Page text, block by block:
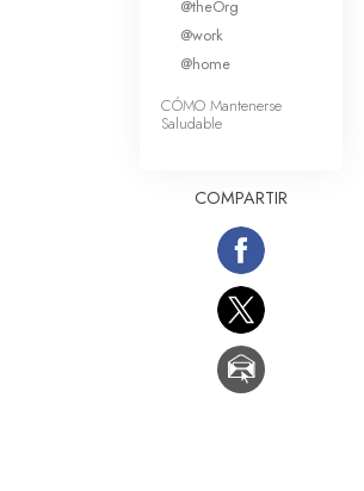
@theOrg
@work
@home
CÓMO Mantenerse
Saludable
COMPARTIR